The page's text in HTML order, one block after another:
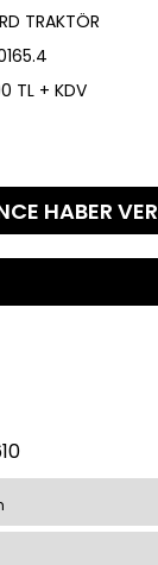
TRAKTÖR
TL + KDV
HABER VER